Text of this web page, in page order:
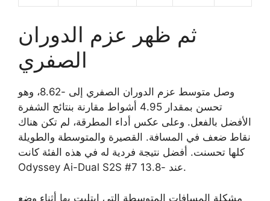
ثم ظهر عزم الدوران
الصفري
وصل متوسط ​​عزم الدوران الصفري إلى -8.62، وهو
تحسن بمقدار 4.95 أشواط مقارنة بنتائج الشفرة
الأفضل بالفعل. وعلى عكس أداء المطرقة، لم تكن هناك
نقاط ضعف في المسافة. القصيرة والمتوسطة والطويلة
كلها تحسنت. أفضل نتيجة فردية له في هذه الفئة كانت
Odyssey Ai-Dual S2S #7 عند -13.8.
مشكلة المسافات المتوسطة التي ابتليت بها أثناء وضع